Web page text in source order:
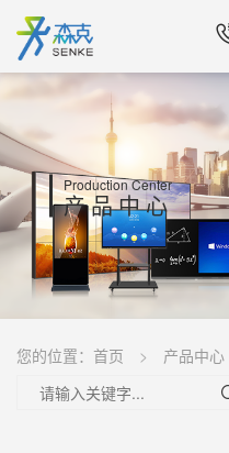
Production Center
产品中心
您的位置： 首页 产品中心